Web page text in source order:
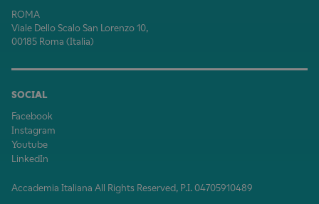
ROMA
Viale Dello Scalo San Lorenzo 10,
00185 Roma (Italia)
SOCIAL
Facebook
Instagram
Youtube
LinkedIn
Accademia Italiana All Rights Reserved, P.I. 04705910489